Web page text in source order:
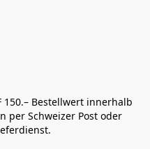
150.– Bestellwert innerhalb
per Schweizer Post oder